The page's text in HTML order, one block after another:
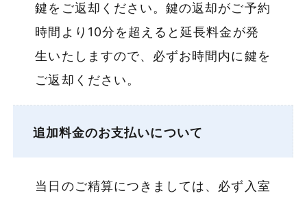
鍵をご返却ください。鍵の返却がご予約
時間より10分を超えると延長料金が発
生いたしますので、必ずお時間内に鍵を
ご返却ください。
追加料金のお支払いについて
当日のご精算につきましては、必ず入室